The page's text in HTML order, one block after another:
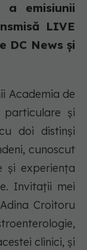
emisiunii
LIVE
DC News și
Academia de
și
doi distinși
cunoscut
și experiența
Invitații mei
Croitoru
clinici, și